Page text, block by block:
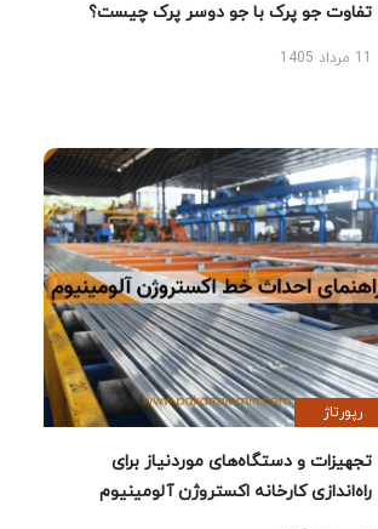
تفاوت جو پرک با جو دوسر پرک چیست؟
رپورتاژ
تجهیزات و دستگاه‌های موردنیاز برای
راه‌اندازی کارخانه اکستروژن آلومینیوم